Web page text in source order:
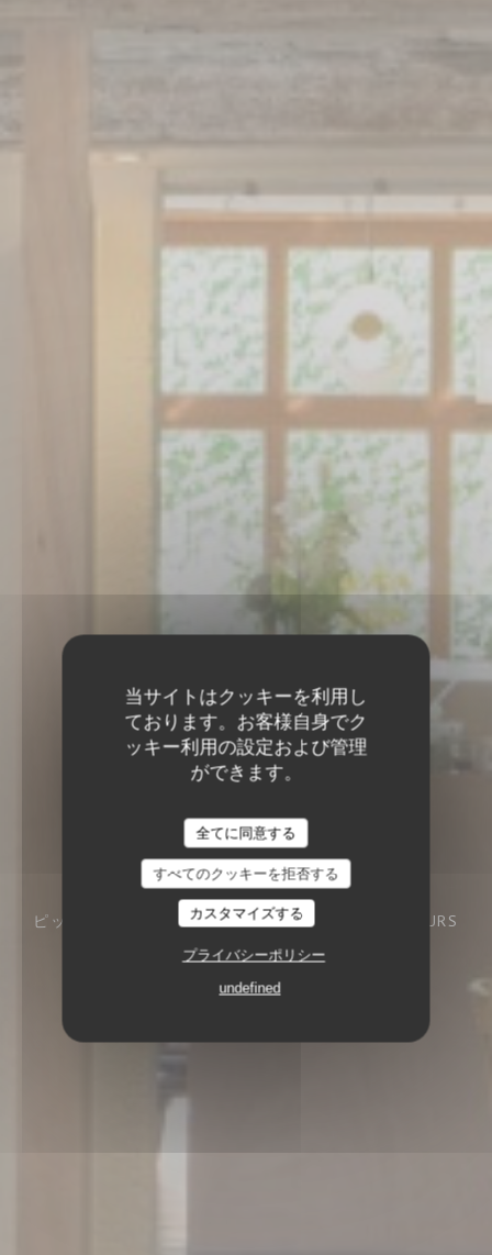
当サイトはクッキーを利用し
ております。お客様自身でク
ッキー利用の設定および管理
ができます。
全てに同意する
すべてのクッキーを拒否する
カスタマイズする
プライバシーポリシー
undefined
ピッツェリア 9 RUE CHÂTEAUNEUF 37000 TOURS